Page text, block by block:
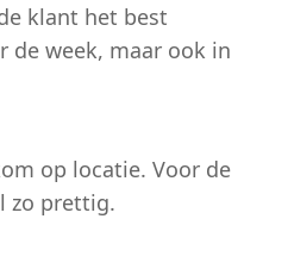
klant het best
de week, maar ook in
op locatie. Voor de
zo prettig.